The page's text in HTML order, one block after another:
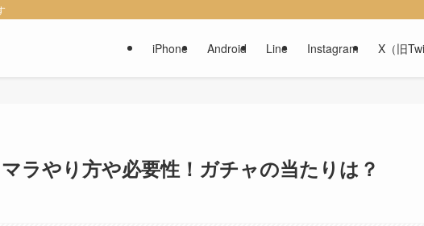
iPhone Android Line Instagram X（旧
ラやり方や必要性！ガチャの当たりは？